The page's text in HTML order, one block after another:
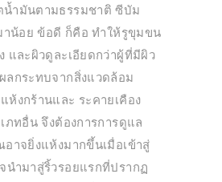
ำมันตามธรรมชาติ ซีบัม
าน้อย ข้อดี ก็คือ ทำให้รูขุมขน
และผิวดูละเอียดกว่าผู้ที่มีผิว
ลกระทบจากสิ่งแวดล้อม
ห้งกร้านและ ระคายเคือง
ภทอื่น จึงต้องการการดูแล
าจยิ่งแห้งมากขึ้นเมื่อเข้าสู่
นำมาสู่ริ้วรอยแรกที่ปรากฏ